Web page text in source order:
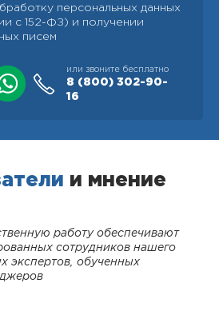
персональных данных
с 152-ФЗ) и получении
писем
или звоните бесплатно
8 (800) 302-90-
16
и мнение
работу обеспечивают
сотрудников нашего
экспертов, обученных